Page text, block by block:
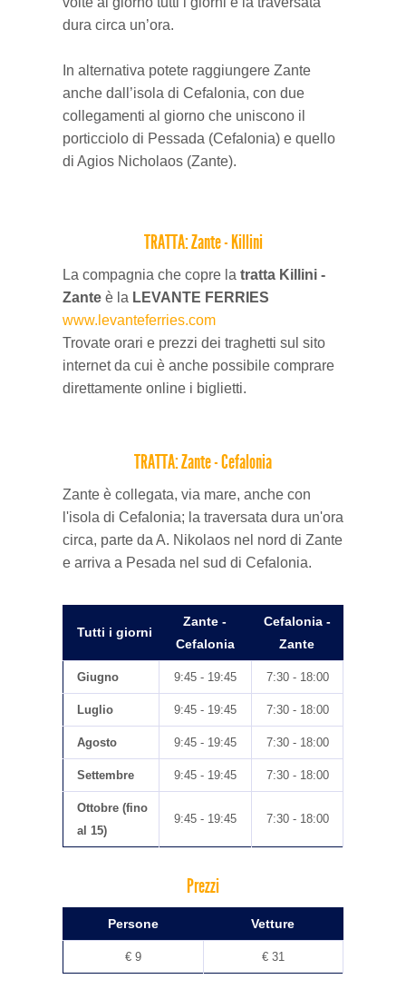
dura circa un’ora.
In alternativa potete raggiungere Zante
anche dall’isola di Cefalonia, con due
collegamenti al giorno che uniscono il
porticciolo di Pessada (Cefalonia) e quello
di Agios Nicholaos (Zante).
TRATTA: Zante - Killini
La compagnia che copre la tratta Killini -
Zante è la LEVANTE FERRIES
www.levanteferries.com
Trovate orari e prezzi dei traghetti sul sito
internet da cui è anche possibile comprare
direttamente online i biglietti.
TRATTA: Zante - Cefalonia
Zante è collegata, via mare, anche con
l'isola di Cefalonia; la traversata dura un'ora
circa, parte da A. Nikolaos nel nord di Zante
e arriva a Pesada nel sud di Cefalonia.
Tutti i giorni
Zante -
Cefalonia
Cefalonia -
Zante
Giugno 9:45 - 19:45 7:30 - 18:00
Luglio 9:45 - 19:45 7:30 - 18:00
Agosto 9:45 - 19:45 7:30 - 18:00
Settembre 9:45 - 19:45 7:30 - 18:00
Ottobre (fino
al 15)
9:45 - 19:45 7:30 - 18:00
Prezzi
Persone Vetture
€ 9 € 31